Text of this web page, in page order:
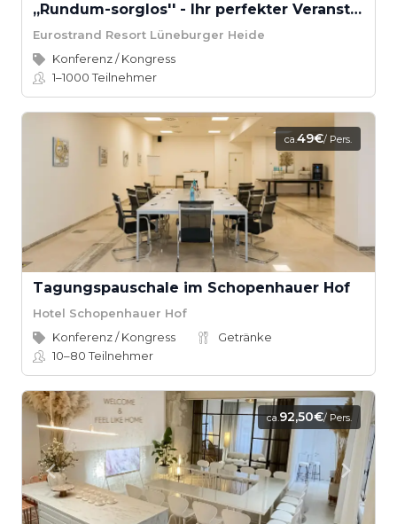
,,Rundum-sorglos'' - Ihr perfekter Veranstaltungstag
Eurostrand Resort Lüneburger Heide
Konferenz / Kongress
1–1000Teilnehmer
ca.49€/ Pers.
Tagungspauschale im Schopenhauer Hof
Hotel Schopenhauer Hof
Konferenz / Kongress
Getränke
10–80Teilnehmer
ca.92,50€/ Pers.